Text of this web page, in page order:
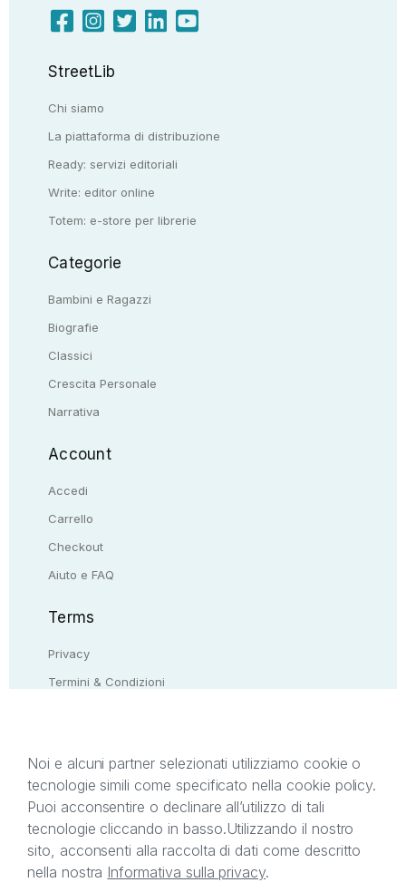
StreetLib
Chi siamo
La piattaforma di distribuzione
Ready: servizi editoriali
Write: editor online
Totem: e-store per librerie
Categorie
Bambini e Ragazzi
Biografie
Classici
Crescita Personale
Narrativa
Account
Accedi
Carrello
Checkout
Aiuto e FAQ
Terms
Privacy
Termini & Condizioni
Il presente sito web è di proprietà di StreetLib S.r.l.
C.F. e P.IVA 05338720963. StreetLib S.r.l. è
titolare di tutti i diritti di proprietà intellettuale
afferenti ai marchi, loghi e segni distintivi presenti
sul sito web. Si invita l’utente a prendere visione
Noi e alcuni partner selezionati utilizziamo cookie o
tecnologie simili come specificato nella cookie policy.
Puoi acconsentire o declinare all’utilizzo di tali
tecnologie cliccando in basso.Utilizzando il nostro
sito, acconsenti alla raccolta di dati come descritto
nella nostra Informativa sulla privacy.